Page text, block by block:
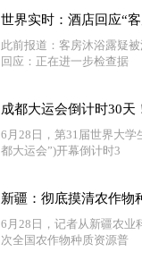
此前报道：客房沐浴露疑
回应：正在进一步检查据
6月28日，第31届世界大学
都大运会”)开幕倒计时3
6月28日，记者从新疆农业
次全国农作物种质资源普